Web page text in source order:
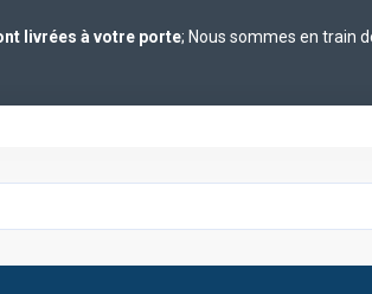
livrées à votre porte; Nous sommes en train